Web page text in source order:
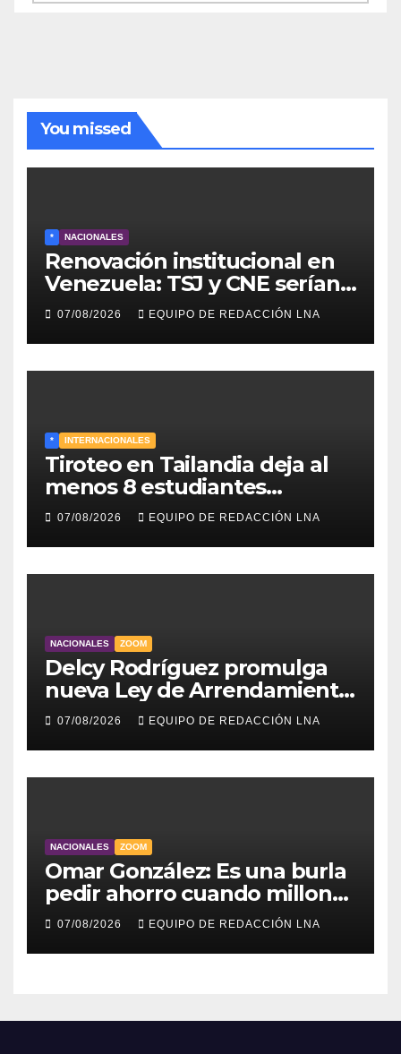
You missed
* NACIONALES
Renovación institucional en
Venezuela: TSJ y CNE serían
designados a finales de 2026
07/08/2026 EQUIPO DE REDACCIÓN LNA
* INTERNACIONALES
Tiroteo en Tailandia deja al
menos 8 estudiantes
muertos y 30 heridos
07/08/2026 EQUIPO DE REDACCIÓN LNA
NACIONALES ZOOM
Delcy Rodríguez promulga
nueva Ley de Arrendamiento
para atender a familias
damnificadas
07/08/2026 EQUIPO DE REDACCIÓN LNA
NACIONALES ZOOM
Omar González: Es una burla
pedir ahorro cuando millones
viven sin luz y sin agua
07/08/2026 EQUIPO DE REDACCIÓN LNA